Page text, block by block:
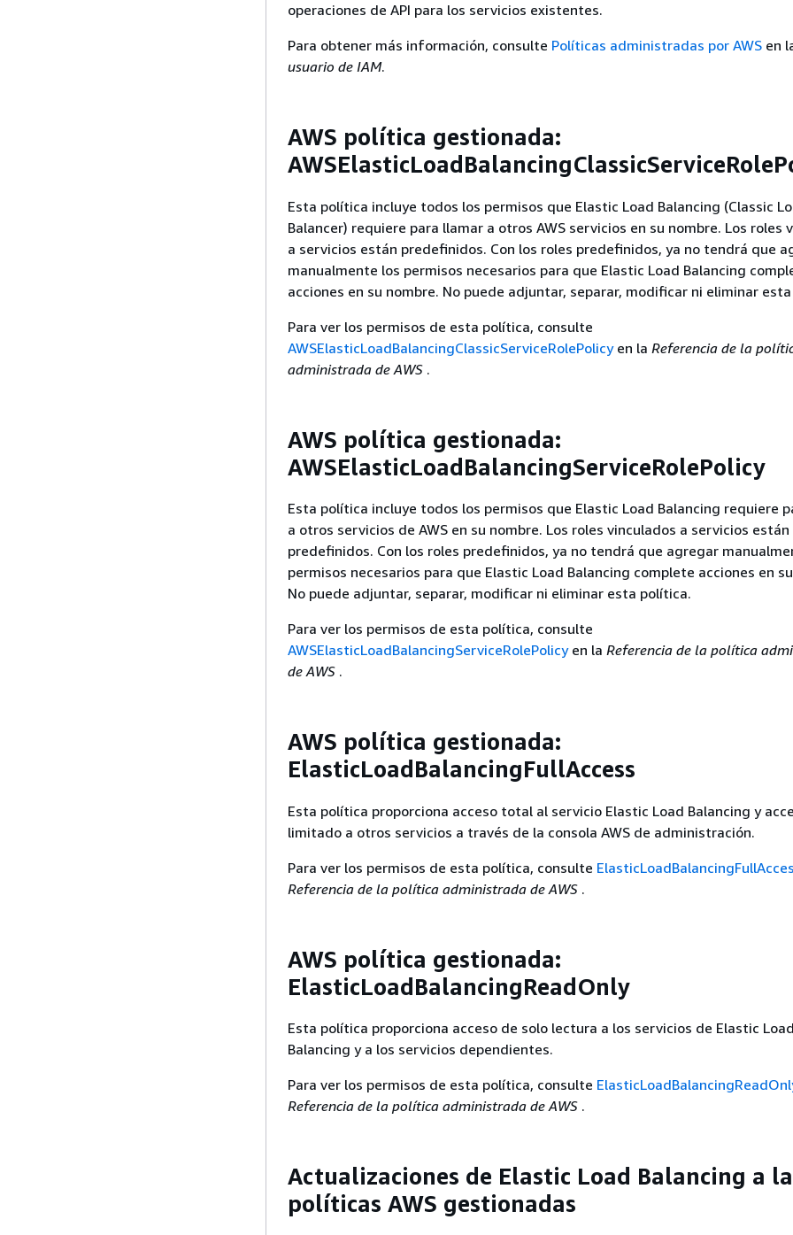
operaciones de API para los servicios existentes.
Para obtener más información, consulte Políticas administradas por AWS en
usuario de IAM.
AWS política gestionada:
Esta política incluye todos los permisos que Elastic Load Balancing (Classic
Balancer) requiere para llamar a otros AWS servicios en su nombre. Los roles
a servicios están predefinidos. Con los roles predefinidos, ya no tendrá que
manualmente los permisos necesarios para que Elastic Load Balancing
acciones en su nombre. No puede adjuntar, separar, modificar ni eliminar
Para ver los permisos de esta política, consulte
AWSElasticLoadBalancingClassicServiceRolePolicyen la Referencia de la
administrada de AWS .
AWS política gestionada:
AWSElasticLoadBalancingServiceRolePolicy
Esta política incluye todos los permisos que Elastic Load Balancing requiere
a otros servicios de AWS en su nombre. Los roles vinculados a servicios están
predefinidos. Con los roles predefinidos, ya no tendrá que agregar
permisos necesarios para que Elastic Load Balancing complete acciones en
No puede adjuntar, separar, modificar ni eliminar esta política.
Para ver los permisos de esta política, consulte
AWSElasticLoadBalancingServiceRolePolicyen la Referencia de la política
de AWS .
AWS política gestionada:
ElasticLoadBalancingFullAccess
Esta política proporciona acceso total al servicio Elastic Load Balancing y
limitado a otros servicios a través de la consola AWS de administración.
Para ver los permisos de esta política, consulte
Referencia de la política administrada de AWS .
AWS política gestionada:
ElasticLoadBalancingReadOnly
Esta política proporciona acceso de solo lectura a los servicios de Elastic Load
Balancing y a los servicios dependientes.
Para ver los permisos de esta política, consulte
Referencia de la política administrada de AWS .
Actualizaciones de Elastic Load Balancing a
políticas AWS gestionadas